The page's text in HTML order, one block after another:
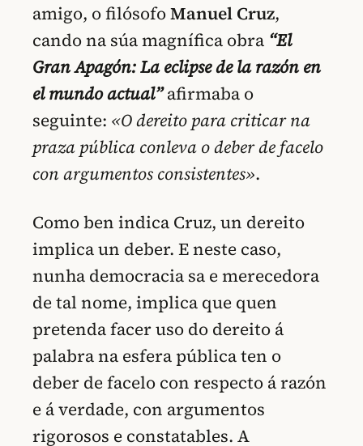
amigo, o filósofoManuel Cruz,
cando na súa magnífica obra “El
Gran Apagón: La eclipse de la razón en
el mundo actual”afirmaba o
seguinte: «O dereito para criticar na
praza pública conleva o deber de facelo
con argumentos consistentes».
Como ben indica Cruz, un dereito
implica un deber. E neste caso,
nunha democracia sa e merecedora
de tal nome, implica que quen
pretenda facer uso do dereito á
palabra na esfera pública ten o
deber de facelo con respecto á razón
e á verdade, con argumentos
rigorosos e constatables. A